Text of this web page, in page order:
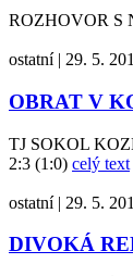
ROZHOVOR S
ostatní | 29. 5.
OBRAT V
TJ SOKOL
2:3 (1:0) celý text
ostatní | 29. 5.
DIVOKÁ